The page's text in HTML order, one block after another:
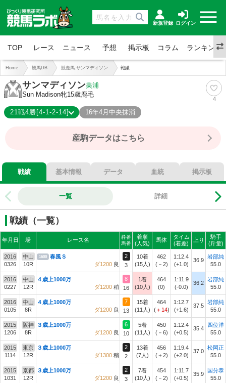
新規登録 ログイン
TOP レース ニュース 予想 掲示板 コラム ランキング
Home 競馬DB 競走馬:サンマディソン 戦績
サンマディソン美浦
Sun Madison牝15歳鹿毛
4
21戦4勝[4-1-2-14]
16年4月中央抹消
4-1-2-14
24%
複勝 33%
産駒データはこちら
戦績 基本情報 データ 血統 掲示板
一覧 詳細
戦績（一覧）
年月日 場 レース名
枠番
馬番
着順
(人気)
馬体
タイム
(着差)
上り
騎手
(斤量)
2016
0326
中山
10R
1600
春風Ｓ
ダ1200 良
2
3
10着
(15人)
462
(－2)
1:12.4
(+1.0)
36.9
岩部純
55.0
2016
0227
中山
12R
４歳上1000万
ダ1200 稍
8
16
1着
(10人)
464
(0)
1:11.9
(-0.0)
36.2
岩部純
55.0
2016
0105
中山
8R
４歳上1000万
ダ1200 良
7
13
15着
(11人)
464
(＋14)
1:12.7
(+1.6)
37.5
岩部純
55.0
2015
1206
阪神
8R
３歳上1000万
ダ1200 良
6
10
5着
(11人)
450
(－6)
1:12.4
(+0.5)
35.4
四位洋
55.0
2015
1114
東京
12R
３歳上1000万
ダ1300 稍
2
2
13着
(7人)
456
(＋2)
1:19.4
(+2.0)
37.0
松岡正
55.0
2015
1031
京都
12R
３歳上1000万
ダ1200 良
2
3
7着
(10人)
454
(－2)
1:11.7
(+0.5)
35.9
国分恭
55.0